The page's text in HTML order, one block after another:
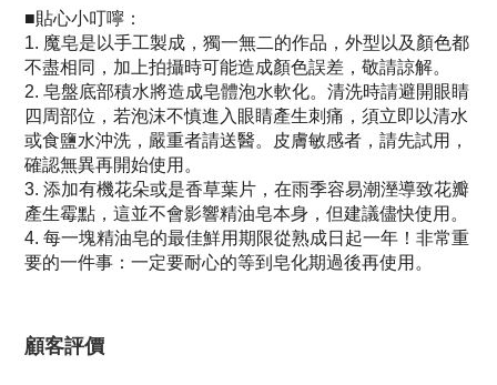
■貼心小叮嚀：
1. 魔皂是以手工製成，獨一無二的作品，外型以及顏色都
不盡相同，加上拍攝時可能造成顏色誤差，敬請諒解。
2. 皂盤底部積水將造成皂體泡水軟化。清洗時請避開眼睛
四周部位，若泡沫不慎進入眼睛產生刺痛，須立即以清水
或食鹽水沖洗，嚴重者請送醫。皮膚敏感者，請先試用，
確認無異再開始使用。
3. 添加有機花朵或是香草葉片，在雨季容易潮溼導致花瓣
產生霉點，這並不會影響精油皂本身，但建議儘快使用。
4. 每一塊精油皂的最佳鮮用期限從熟成日起一年！非常重
要的一件事：一定要耐心的等到皂化期過後再使用。
顧客評價